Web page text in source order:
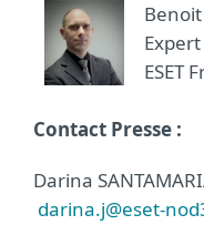
ESET
Contact Presse :
Darina
darina.j@eset-